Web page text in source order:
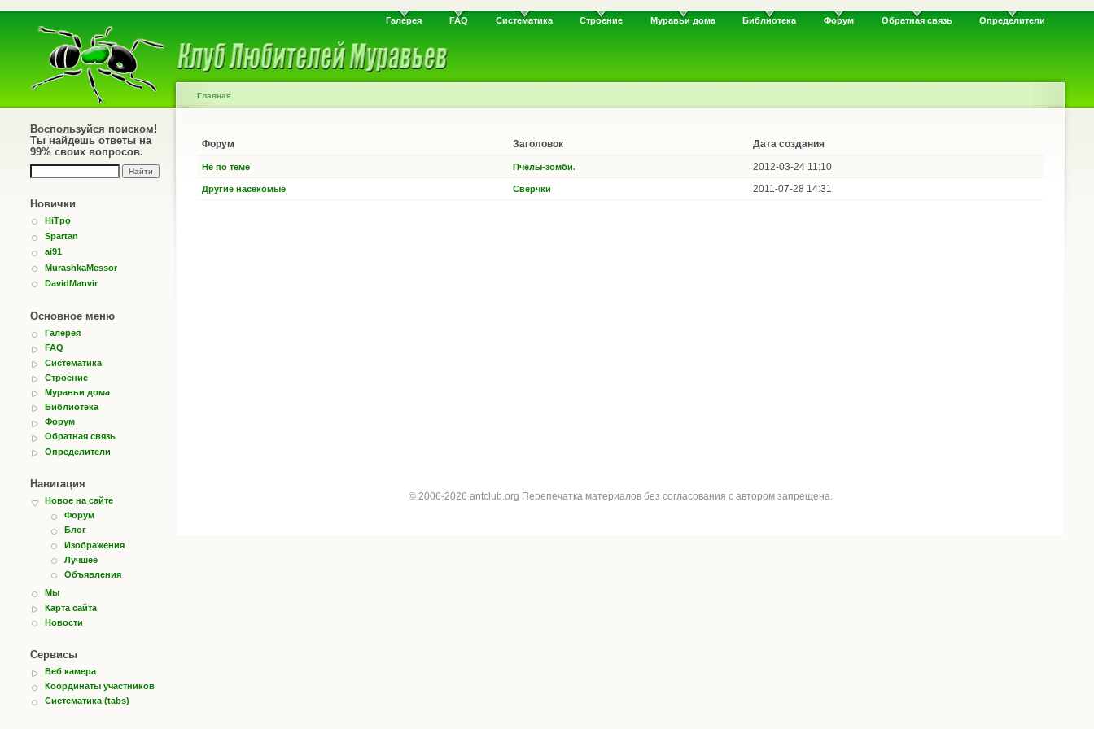
Галерея FAQ Систематика Строение Муравьи дома Библиотека Форум Обратная связь Определители
Воспользуйся поиском!
Ты найдешь ответы на
99% своих вопросов.
Новички
HiTpo
Spartan
ai91
MurashkaMessor
DavidManvir
Основное меню
Галерея
FAQ
Систематика
Строение
Муравьи дома
Библиотека
Форум
Обратная связь
Определители
Навигация
Новое на сайте
Форум
Блог
Изображения
Лучшее
Объявления
Мы
Карта сайта
Новости
Сервисы
Веб камера
Координаты участников
Систематика (tabs)
Главная
Форум Заголовок Дата создания
Не по теме Пчёлы-зомби. 2012-03-24 11:10
Другие насекомые Сверчки 2011-07-28 14:31
© 2006-2026 antclub.org Перепечатка материалов без согласования с автором запрещена.